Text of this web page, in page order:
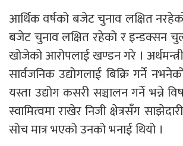
आर्थिक वर्षको बजेट चुनाव लक्षित
बजेट चुनाव लक्षित रहेको र इन्डक्सन
खोजेको आरोपलाई खण्डन गरे ।
सार्वजनिक उद्योगलाई बिक्रि गर्ने
यस्ता उद्योग कसरी सञ्चालन गर्ने भन्ने
स्वामित्वमा राखेर निजी क्षेत्रसँग
सोच मात्र भएको उनको भनाई थियो ।